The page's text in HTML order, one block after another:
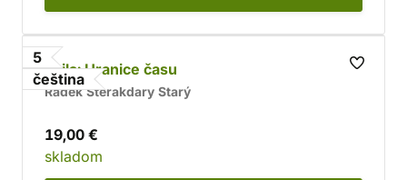
5
čeština
Arila: Hranice času
Radek Sterakdary Starý
19,00 €
skladom